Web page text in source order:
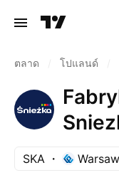
ตลาด โปแลนด์
SKA